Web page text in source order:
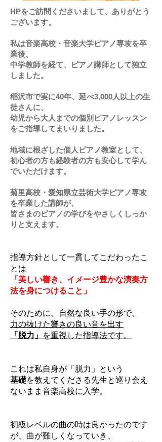
HPをご訪問くださいまして、ありがとう
ございます。
私は音楽高校・音楽大学ピアノ専攻を卒
業後、
中学教師を経て、ピアノ講師として独立
しました。
稲沢市で実に40年、延べ3,000人以上の生
徒さんに、
幼児から大人までの個別ピアノレッスン
をご指導してまいりました。
地域に根ざした個人ピアノ教室として、
初心者の方も経験者の方も安心して学ん
でいただけます。
菊里高校・愛知県立芸術大学ピアノ専攻
を卒業した講師が、
皆さまのピアノの学びをやさしくしっか
りと支えます。
指導方針として一貫してこだわったこ
とは
「美しい響き、イメージ豊かな演奏方
法を身につけること」
そのために、自然な良い手の形で、
力の抜けた響きの良い音を出す
「脱力」 を重視した指導法です。
これは私自身が「脱力」という
基礎を教えてくださる先生と巡り会え
ないまま音楽高校に入学。
初級レベルの曲の時は良かったのです
が、曲が難しくなっていき、